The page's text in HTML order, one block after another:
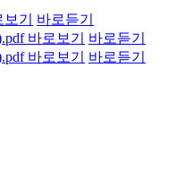
기
바로듣기
바로보기
바로듣기
바로보기 바로듣기